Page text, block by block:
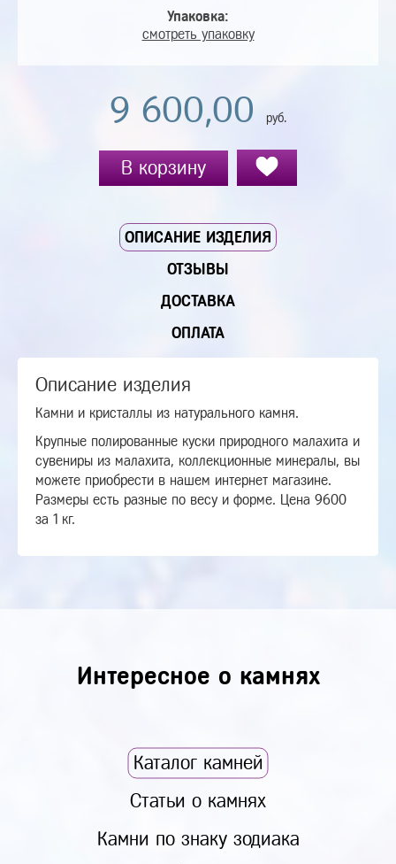
Упаковка:
смотреть упаковку
9 600,00 руб.
В корзину
ОПИСАНИЕ ИЗДЕЛИЯ
ОТЗЫВЫ
ДОСТАВКА
ОПЛАТА
Описание изделия
Камни и кристаллы из натурального камня.
Крупные полированные куски природного малахита и
сувениры из малахита, коллекционные минералы, вы
можете приобрести в нашем интернет магазине.
Размеры есть разные по весу и форме. Цена 9600
за 1 кг.
Интересное о камнях
Каталог камней
Статьи о камнях
Камни по знаку зодиака